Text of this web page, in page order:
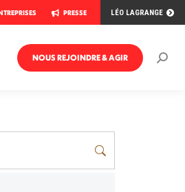
PRESSE LÉO LAGRANGE
NOUS REJOINDRE & AGIR